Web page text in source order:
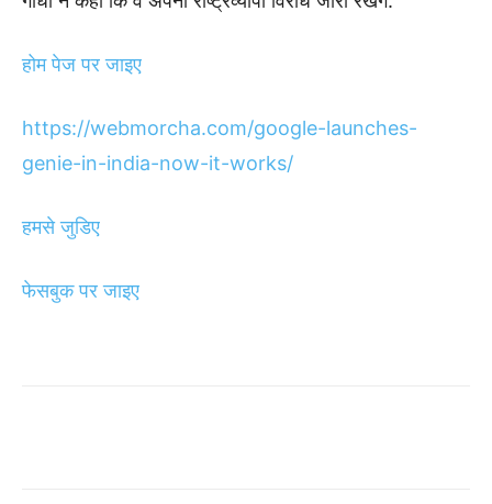
होम पेज पर जाइए
https://webmorcha.com/google-launches-
genie-in-india-now-it-works/
हमसे जुडिए
फेसबुक पर जाइए